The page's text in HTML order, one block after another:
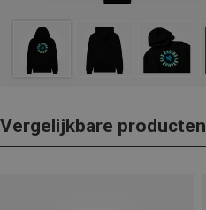
Vergelijkbare producten